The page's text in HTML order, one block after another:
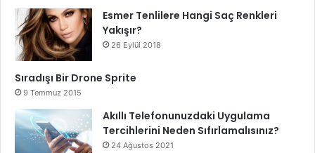
Esmer Tenlilere Hangi Saç Renkleri
Yakışır?
26 Eylül 2018
Sıradışı Bir Drone Sprite
9 Temmuz 2015
Akıllı Telefonunuzdaki Uygulama
Tercihlerini Neden Sıfırlamalısınız?
24 Ağustos 2021